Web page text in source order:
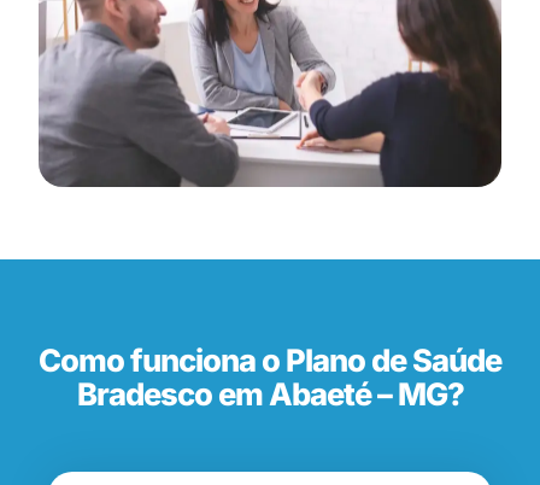
Como funciona o Plano de Saúde
Bradesco em Abaeté – MG?